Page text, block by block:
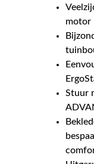
motor
Stuur